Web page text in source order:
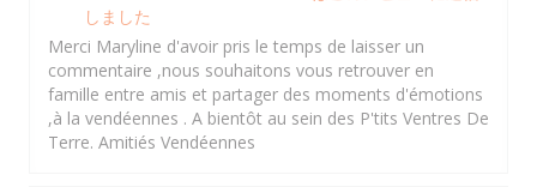
しました
Merci Maryline d'avoir pris le temps de laisser un
commentaire ,nous souhaitons vous retrouver en
famille entre amis et partager des moments d'émotions
,à la vendéennes . A bientôt au sein des P'tits Ventres De
Terre. Amitiés Vendéennes